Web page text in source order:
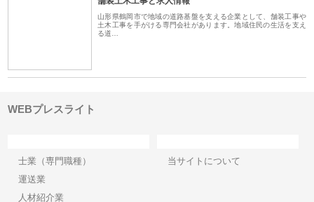
山形県鶴岡市で地域の道路基盤を支える企業として、舗装工事や
土木工事を手がける専門会社があります。地域住民の生活を支え
る道…
WEBプレスライト
士業（専門職種）
運送業
人材紹介業
当サイトについて